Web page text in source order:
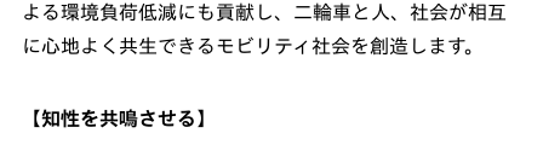
よる環境負荷低減にも貢献し、二輪車と人、社会が相互
に心地よく共生できるモビリティ社会を創造します。
【知性を共鳴させる】